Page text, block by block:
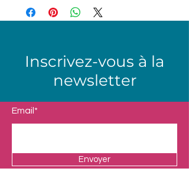
Inscrivez-vous à la
newsletter
Email*
Envoyer